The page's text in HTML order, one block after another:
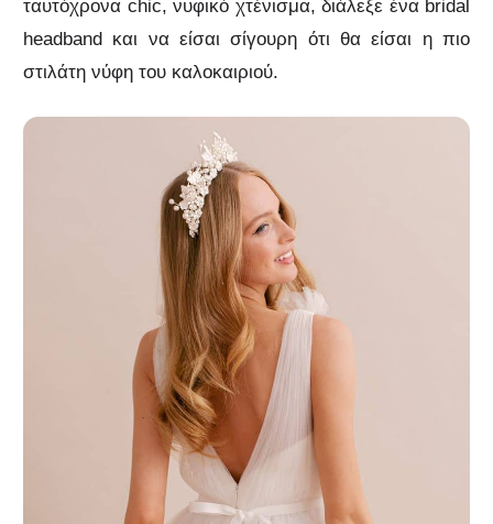
ταυτόχρονα chic, νυφικό χτένισμα, διάλεξε ένα bridal
headband και να είσαι σίγουρη ότι θα είσαι η πιο
στιλάτη νύφη του καλοκαιριού.